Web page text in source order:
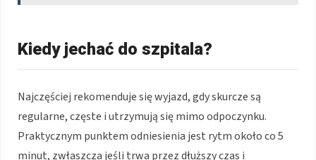
Kiedy jechać do szpitala?
Najczęściej rekomenduje się wyjazd, gdy skurcze są
regularne, częste i utrzymują się mimo odpoczynku.
Praktycznym punktem odniesienia jest rytm około co 5
minut, zwłaszcza jeśli trwa przez dłuższy czas i